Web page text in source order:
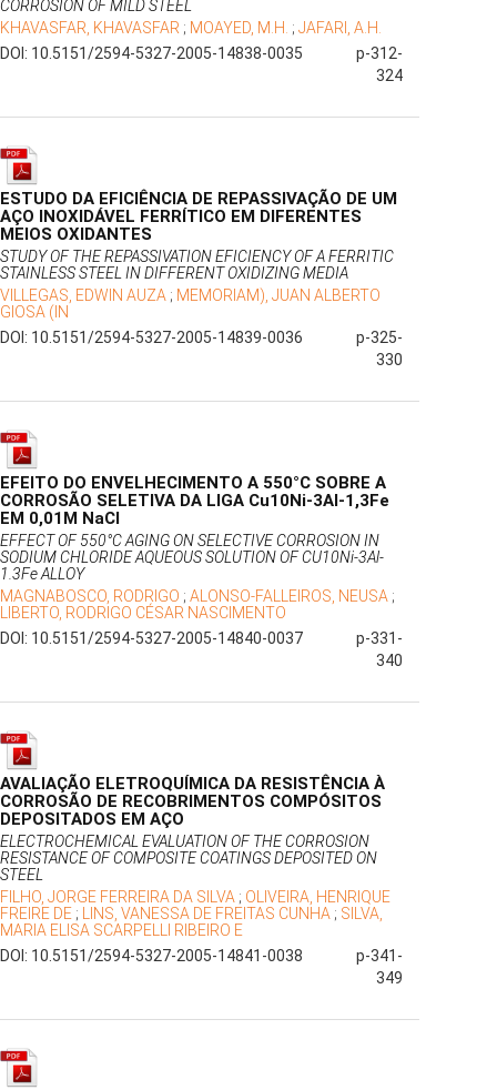
CORROSION OF MILD STEEL
KHAVASFAR, KHAVASFAR ; MOAYED, M.H. ; JAFARI, A.H.
DOI: 10.5151/2594-5327-2005-14838-0035
p-312-
324
ESTUDO DA EFICIÊNCIA DE REPASSIVAÇÃO DE UM
AÇO INOXIDÁVEL FERRÍTICO EM DIFERENTES
MEIOS OXIDANTES
STUDY OF THE REPASSIVATION EFICIENCY OF A FERRITIC
STAINLESS STEEL IN DIFFERENT OXIDIZING MEDIA
VILLEGAS, EDWIN AUZA ; MEMORIAM), JUAN ALBERTO
GIOSA (IN
DOI: 10.5151/2594-5327-2005-14839-0036
p-325-
330
EFEITO DO ENVELHECIMENTO A 550°C SOBRE A
CORROSÃO SELETIVA DA LIGA Cu10Ni-3Al-1,3Fe
EM 0,01M NaCl
EFFECT OF 550°C AGING ON SELECTIVE CORROSION IN
SODIUM CHLORIDE AQUEOUS SOLUTION OF CU10Ni-3Al-
1.3Fe ALLOY
MAGNABOSCO, RODRIGO ; ALONSO-FALLEIROS, NEUSA ;
LIBERTO, RODRIGO CÉSAR NASCIMENTO
DOI: 10.5151/2594-5327-2005-14840-0037
p-331-
340
AVALIAÇÃO ELETROQUÍMICA DA RESISTÊNCIA À
CORROSÃO DE RECOBRIMENTOS COMPÓSITOS
DEPOSITADOS EM AÇO
ELECTROCHEMICAL EVALUATION OF THE CORROSION
RESISTANCE OF COMPOSITE COATINGS DEPOSITED ON
STEEL
FILHO, JORGE FERREIRA DA SILVA ; OLIVEIRA, HENRIQUE
FREIRE DE ; LINS, VANESSA DE FREITAS CUNHA ; SILVA,
MARIA ELISA SCARPELLI RIBEIRO E
DOI: 10.5151/2594-5327-2005-14841-0038
p-341-
349